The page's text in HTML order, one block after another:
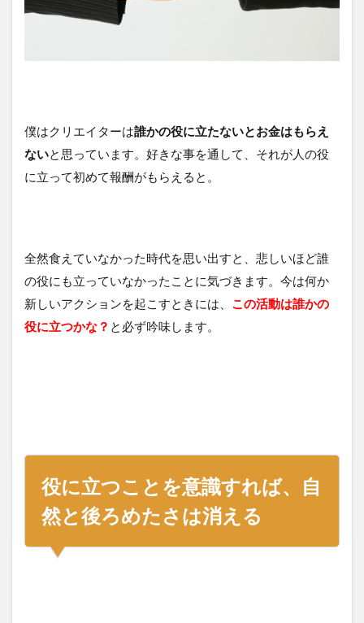
僕はクリエイターは誰かの役に立たないとお金はもらえ
ないと思っています。好きな事を通して、それが人の役
に立って初めて報酬がもらえると。
全然食えていなかった時代を思い出すと、悲しいほど誰
の役にも立っていなかったことに気づきます。今は何か
新しいアクションを起こすときには、 この活動は誰かの
役に立つかな？ と必ず吟味します。
役に立つことを意識すれば、自
然と後ろめたさは消える